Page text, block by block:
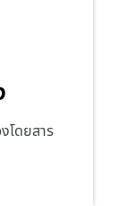
โดยสาร